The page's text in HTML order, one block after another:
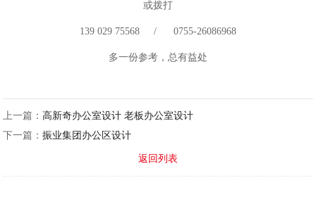
或拨打
139 029 75568 / 0755-26086968
多一份参考，总有益处
上一篇：高新奇办公室设计 老板办公室设计
下一篇：振业集团办公区设计
返回列表